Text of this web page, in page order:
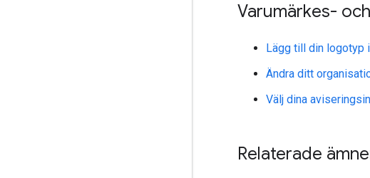
Varumärkes-
Lägg till din logotyp
Ändra ditt
Välj dina
Relaterade